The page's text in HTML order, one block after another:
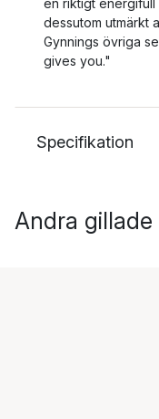
en riktigt
dessutom utmärkt
Gynnings övriga
gives you."
Specifikation
Andra gillade